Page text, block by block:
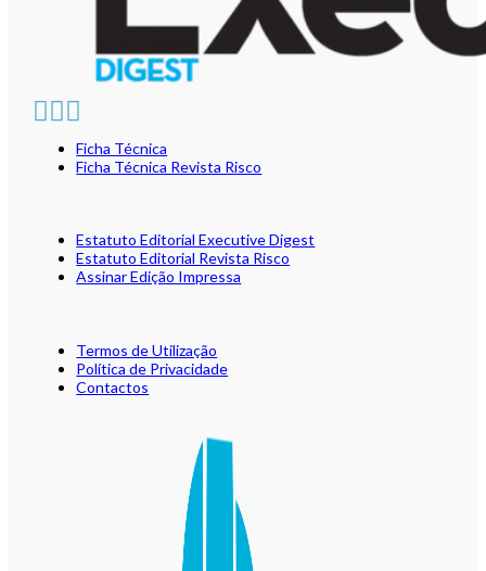
Ficha Técnica
Ficha Técnica Revista Risco
Estatuto Editorial Executive Digest
Estatuto Editorial Revista Risco
Assinar Edição Impressa
Termos de Utilização
Política de Privacidade
Contactos